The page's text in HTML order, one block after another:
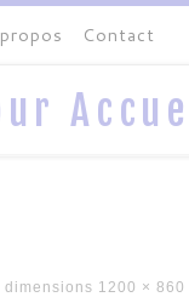
Contact
dimensions 1200 × 860